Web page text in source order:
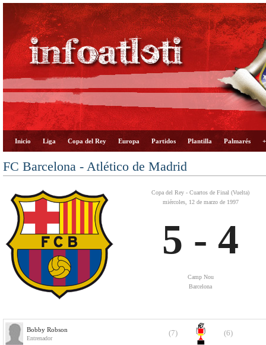
Inicio Liga Copa del Rey Europa Partidos Plantilla Palmarés
FC Barcelona - Atlético de Madrid
Copa del Rey - Cuartos de Final (Vuelta)
miércoles, 12 de marzo de 1997
5 - 4
Camp Nou
Barcelona
Bobby Robson
Entrenador
(7) (6)